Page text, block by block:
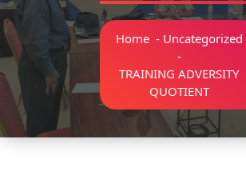
Home- Uncategorized
-
TRAINING ADVERSITY
QUOTIENT